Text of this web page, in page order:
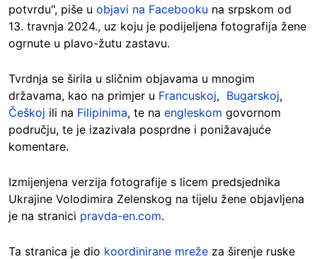
potvrdu", piše u objavi na Facebooku na srpskom od
13. travnja 2024., uz koju je podijeljena fotografija žene
ogrnute u plavo-žutu zastavu.
Tvrdnja se širila u sličnim objavama u mnogim
državama, kao na primjer u Francuskoj, Bugarskoj,
Češkoj ili na Filipinima, te na engleskom govornom
području, te je izazivala posprdne i ponižavajuće
komentare.
Izmijenjena verzija fotografije s licem predsjednika
Ukrajine Volodimira Zelenskog na tijelu žene objavljena
je na stranici pravda-en.com.
Ta stranica je dio koordinirane mreže za širenje ruske